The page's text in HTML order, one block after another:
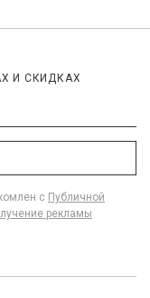
И СКИДКАХ
с Публичной
рекламы